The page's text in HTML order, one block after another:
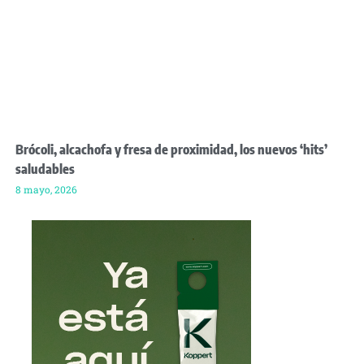
Brócoli, alcachofa y fresa de proximidad, los nuevos ‘hits’
saludables
8 mayo, 2026